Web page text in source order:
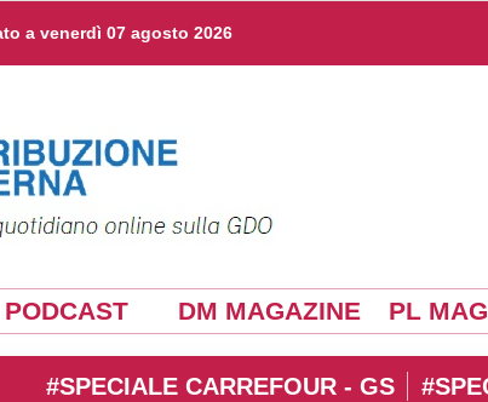
a venerdì 07 agosto 2026
PODCAST DM MAGAZINE PL
#SPECIALE CARREFOUR - GS